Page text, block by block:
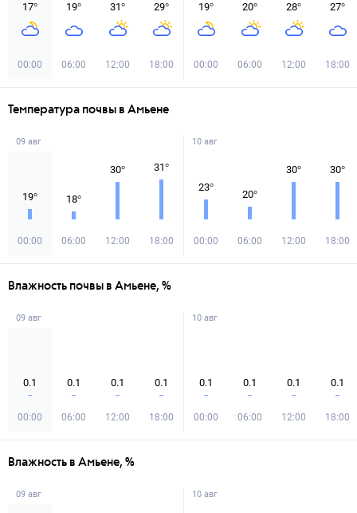
17°
00:00
19°
06:00
31°
12:00
29°
18:00
19°
00:00
20°
06:00
28°
12:00
27°
18:00
Температура почвы в Амьене
09 авг
19°
00:00
18°
06:00
30°
12:00
31°
18:00
10 авг
23°
00:00
20°
06:00
30°
12:00
30°
18:00
Влажность почвы в Амьене, %
09 авг
0.1
00:00
0.1
06:00
0.1
12:00
0.1
18:00
10 авг
0.1
00:00
0.1
06:00
0.1
12:00
0.1
18:00
Влажность в Амьене, %
09 авг 10 авг